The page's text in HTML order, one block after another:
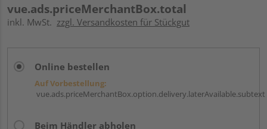
vue.ads.priceMerchantBox.total
inkl. MwSt. zzgl. Versandkosten für Stückgut
Online bestellen
Auf Vorbestellung:
vue.ads.priceMerchantBox.option.delivery.laterAvailable.subtext
Beim Händler abholen